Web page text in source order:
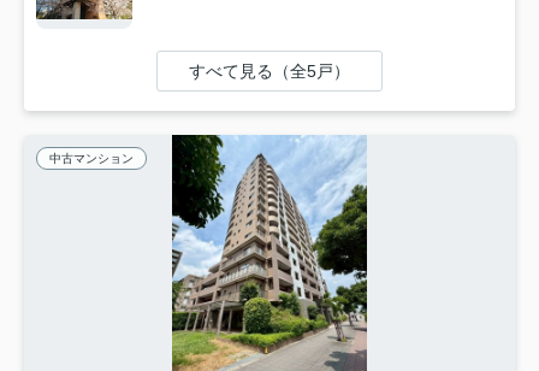
すべて見る（全5戸）
中古マンション